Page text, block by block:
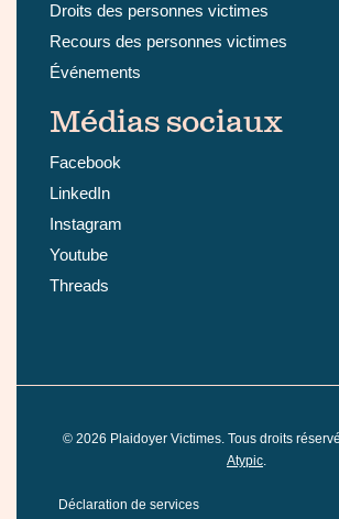
Droits des personnes victimes
Recours des personnes victimes
Événements
Médias sociaux
Facebook
LinkedIn
Instagram
Youtube
Threads
© 2026 Plaidoyer Victimes. Tous droits
Atypic.
Déclaration de services